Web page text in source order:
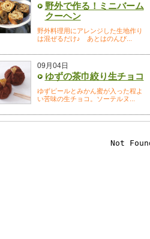
野外で作る！ミニバーム
クーヘン
野外料理用にアレンジした生地作り
は混ぜるだけ♪ あとはのんび...
09月04日
ゆずの茶巾絞り生チョコ
ゆずピールとみかん蜜が入った程よ
い苦味の生チョコ。ソーテルヌ...